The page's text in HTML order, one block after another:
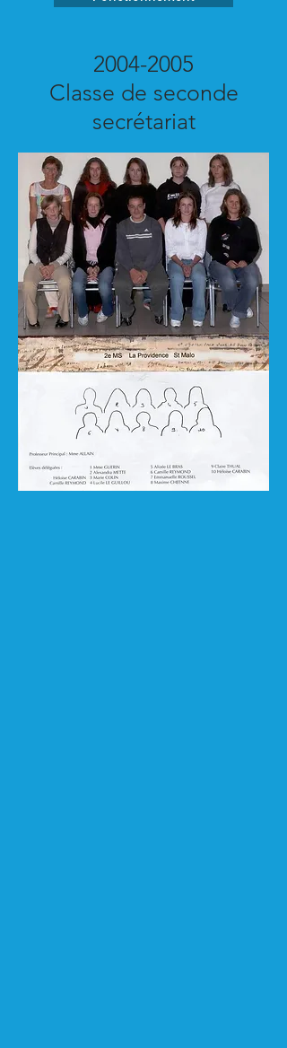
2004-2005
Classe de seconde
secrétariat